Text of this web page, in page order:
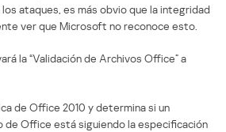
ataques, es más obvio que la integridad
ver que Microsoft no reconoce esto.
la “Validación de Archivos Office” a
de Office 2010 y determina si un
de Office está siguiendo la especificación